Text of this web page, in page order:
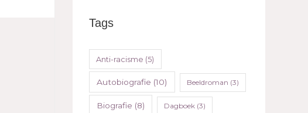
Tags
Anti-racisme (5)
Autobiografie (10) Beeldroman (3)
Biografie (8) Dagboek (3)